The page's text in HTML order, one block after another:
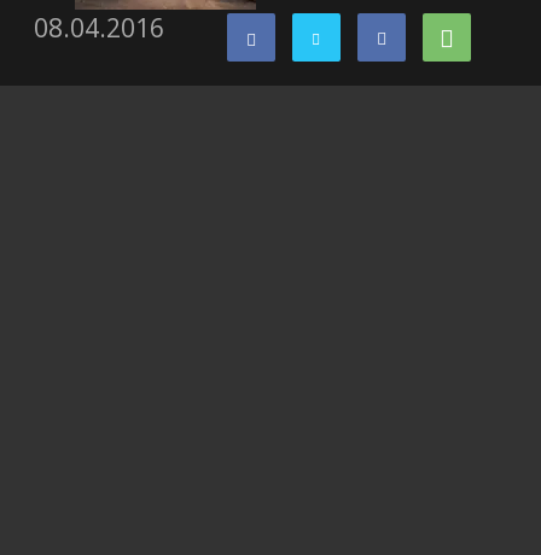
08.04.2016